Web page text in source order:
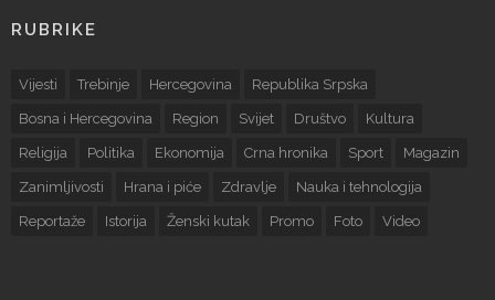
RUBRIKE
Vijesti Trebinje Hercegovina Republika Srpska
Bosna i Hercegovina Region Svijet Društvo Kultura
Religija Politika Ekonomija Crna hronika Sport Magazin
Zanimljivosti Hrana i piće Zdravlje Nauka i tehnologija
Reportaže Istorija Ženski kutak Promo Foto Video